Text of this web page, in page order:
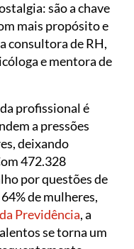
são a chave
mais propósito e
consultora de RH,
e mentora de
profissional é
a pressões
deixando
472.328
por questões de
de mulheres,
Previdência, a
se torna um